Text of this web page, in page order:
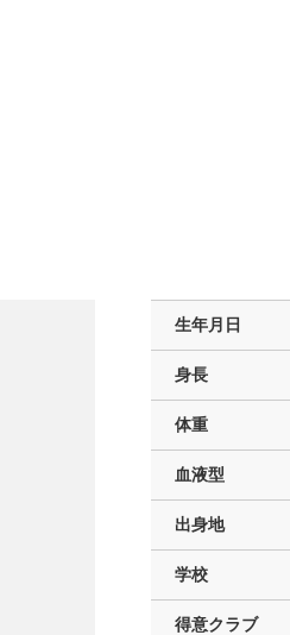
生年月日
身長
体重
血液型
出身地
学校
得意クラブ